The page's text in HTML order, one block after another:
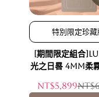
特別限定珍藏
[期間限定組合
光之日晷 4mm柔
紋特別版＋
NT$5,899